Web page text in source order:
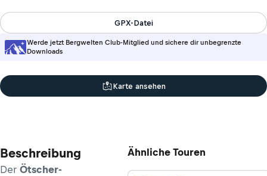
Werde jetzt Bergwelten Club-Mitglied und sichere dir unbegrenzte
Downloads
GPX-Datei
Karte ansehen
Beschreibung
Der Ötscher-
Ähnliche Touren